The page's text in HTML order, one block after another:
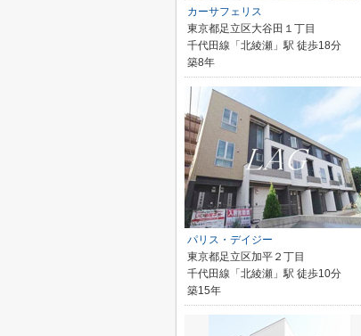
カーサフェリス
東京都足立区大谷田１丁目
千代田線「北綾瀬」駅 徒歩18分
築8年
パリス・デイジー
東京都足立区加平２丁目
千代田線「北綾瀬」駅 徒歩10分
築15年